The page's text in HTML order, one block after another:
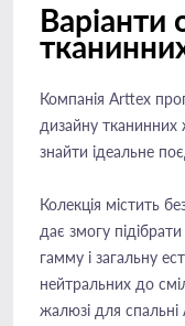
Компанія Arttex
дизайну
знайти ідеальне
Колекція містить
дає змогу
гамму і загальну
нейтральних до
жалюзі для